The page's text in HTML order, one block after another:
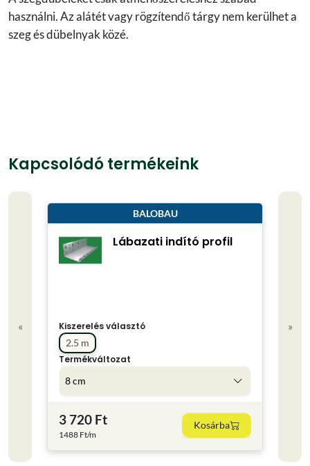
használni. Az alátét vagy rögzítendő tárgy nem kerülhet a
szeg és dübelnyak közé.
Kapcsolódó termékeink
«
BALOBAU
Lábazati indító profil
Kiszerelés választó
2.5 m
Termékváltozat
8 cm
3 720 Ft
1488 Ft/m
Kosárba
»